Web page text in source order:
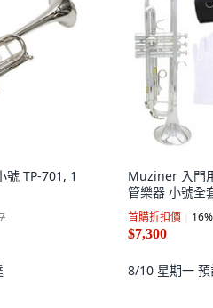
號 TP-701, 1
Muziner 入門
管樂器 小號全
首購折扣價 16%
$7,300
8/10 星期一 預